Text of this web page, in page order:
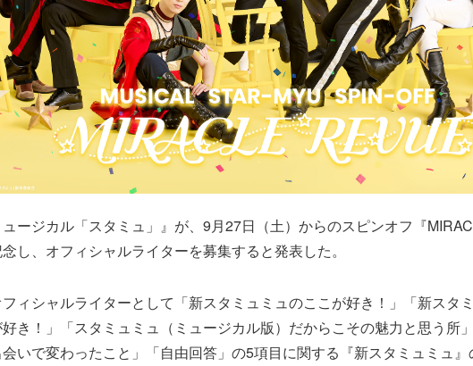
ュージカル「スタミュ」』が、9月27日（土）からのスピンオフ『
し、オフィシャルライターを募集すると発表した。
ィシャルライターとして「新スタミュミュのここが好き！」「新スタ
き！」「スタミュミュ（ミュージカル版）だからこその魅力と思う所
会いで変わったこと」「自由回答」の5項目に関する『新スタミュミュ